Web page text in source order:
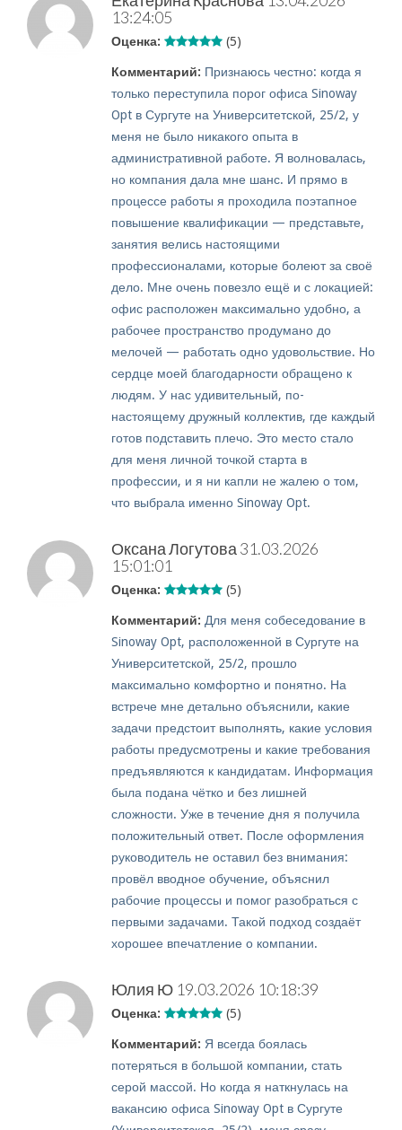
13:24:05
Оценка: (5)
Комментарий: Признаюсь честно: когда я
только переступила порог офиса Sinoway
Opt в Сургуте на Университетской, 25/2, у
меня не было никакого опыта в
административной работе. Я волновалась,
но компания дала мне шанс. И прямо в
процессе работы я проходила поэтапное
повышение квалификации — представьте,
занятия велись настоящими
профессионалами, которые болеют за своё
дело. Мне очень повезло ещё и с локацией:
офис расположен максимально удобно, а
рабочее пространство продумано до
мелочей — работать одно удовольствие. Но
сердце моей благодарности обращено к
людям. У нас удивительный, по-
настоящему дружный коллектив, где каждый
готов подставить плечо. Это место стало
для меня личной точкой старта в
профессии, и я ни капли не жалею о том,
что выбрала именно Sinoway Opt.
Оксана Логутова 31.03.2026
15:01:01
Оценка: (5)
Комментарий: Для меня собеседование в
Sinoway Opt, расположенной в Сургуте на
Университетской, 25/2, прошло
максимально комфортно и понятно. На
встрече мне детально объяснили, какие
задачи предстоит выполнять, какие условия
работы предусмотрены и какие требования
предъявляются к кандидатам. Информация
была подана чётко и без лишней
сложности. Уже в течение дня я получила
положительный ответ. После оформления
руководитель не оставил без внимания:
провёл вводное обучение, объяснил
рабочие процессы и помог разобраться с
первыми задачами. Такой подход создаёт
хорошее впечатление о компании.
Юлия Ю 19.03.2026 10:18:39
Оценка: (5)
Комментарий: Я всегда боялась
потеряться в большой компании, стать
серой массой. Но когда я наткнулась на
вакансию офиса Sinoway Opt в Сургуте